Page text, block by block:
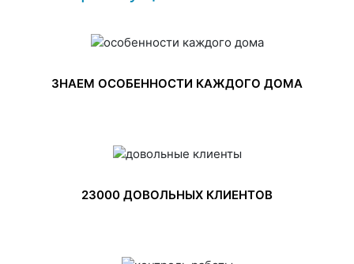
ЗНАЕМ ОСОБЕННОСТИ КАЖДОГО ДОМА
23000 ДОВОЛЬНЫХ КЛИЕНТОВ